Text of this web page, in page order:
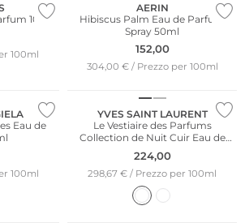
100ml
100ml
AERIN
Hibiscus Palm Eau de Parfum
Spray 50ml
152,00
304,00 € / Prezzo per 100ml
Eau de
100ml
YVES SAINT LAURENT
Le Vestiaire des Parfums
Collection de Nuit Cuir Eau de
Parfum 75ml
224,00
298,67 € / Prezzo per 100ml